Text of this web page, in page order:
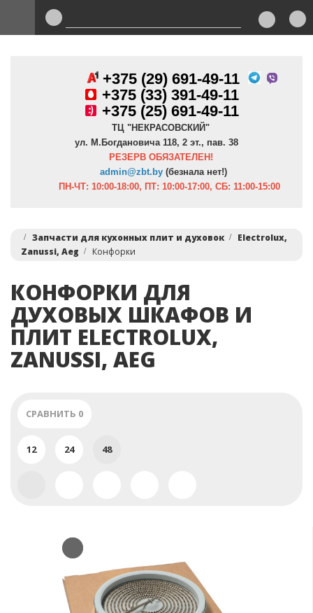
+375 (29) 691-49-11
+375 (33) 391-49-11
+375 (25) 691-49-11
ТЦ "НЕКРАСОВСКИЙ"
ул. М.Богдановича 118, 2 эт., пав. 38
РЕЗЕРВ ОБЯЗАТЕЛЕН!
admin@zbt.by (безнала нет!)
ПН-ЧТ: 10:00-18:00, ПТ: 10:00-17:00, СБ: 11:00-15:00
Запчасти для кухонных плит и духовок
Electrolux,
Zanussi, Aeg
Конфорки
КОНФОРКИ ДЛЯ
ДУХОВЫХ ШКАФОВ И
ПЛИТ ELECTROLUX,
ZANUSSI, AEG
СРАВНИТЬ 0
12 24 48